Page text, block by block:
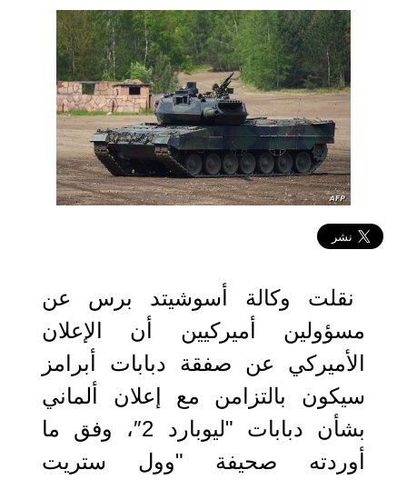
نقلت وكالة أسوشيتد برس عن
مسؤولين أميركيين أن الإعلان
الأميركي عن صفقة دبابات أبرامز
سيكون بالتزامن مع إعلان ألماني
بشأن دبابات "ليوبارد 2″، وفق ما
أوردته صحيفة "وول ستريت